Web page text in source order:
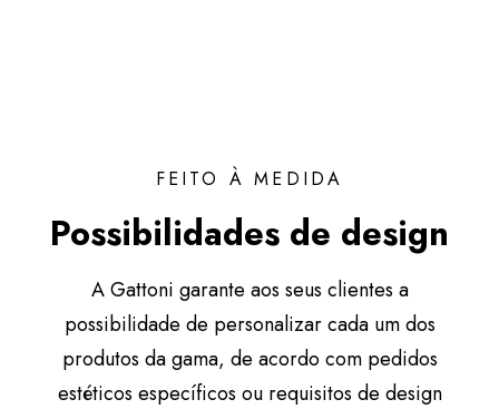
FEITO À MEDIDA
Possibilidades de design
A Gattoni garante aos seus clientes a
possibilidade de personalizar cada um dos
produtos da gama, de acordo com pedidos
estéticos específicos ou requisitos de design